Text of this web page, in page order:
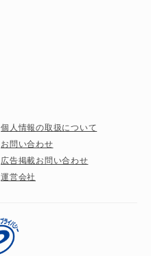
個人情報の取扱について
お問い合わせ
広告掲載お問い合わせ
運営会社